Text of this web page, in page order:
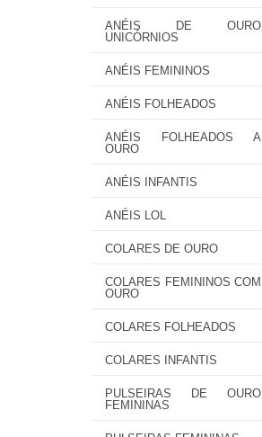
ANÉIS DE OURO
UNICÓRNIOS
ANÉIS FEMININOS
ANÉIS FOLHEADOS
ANÉIS FOLHEADOS A
OURO
ANÉIS INFANTIS
ANÉIS LOL
COLARES DE OURO
COLARES FEMININOS COM
OURO
COLARES FOLHEADOS
COLARES INFANTIS
PULSEIRAS DE OURO
FEMININAS